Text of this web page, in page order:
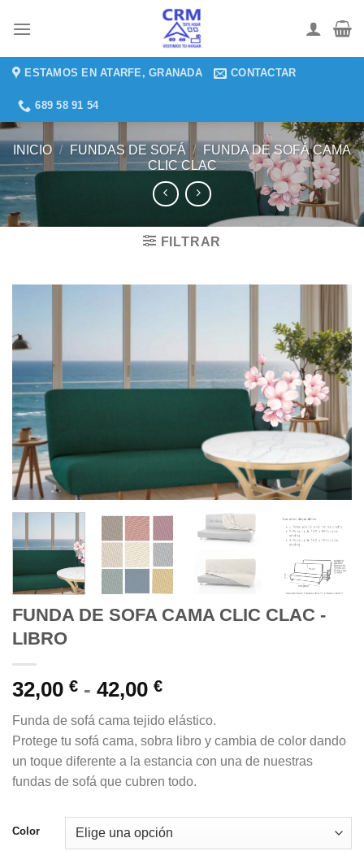
ESTAMOS EN ATARFE, GRANADA CONTACTAR
689 58 91 54
INICIO / FUNDAS DE SOFÁ /
FUNDA DE SOFÁ CAMA
CLIC CLAC
FILTRAR
FUNDA DE SOFA CAMA CLIC CLAC -
LIBRO
32,00 € - 42,00 €Rango
de
precios:
desde
32,00 €
hasta
42,00 €
Funda de sofá cama tejido elástico.
Protege tu sofá cama, sobra libro y cambia de color dando
un toque diferente a la estancia con una de nuestras
fundas de sofá que cubren todo.
Color